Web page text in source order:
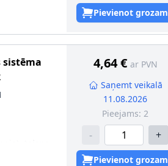
Pievienot grozam
sistēma
4,64 € ar PVN
Saņemt veikalā
11.08.2026
Pieejams: 2
- +
Pievienot grozam